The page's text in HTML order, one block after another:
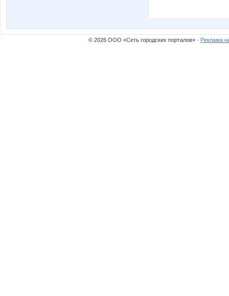
© 2026 ООО «Сеть городских порталов» · Реклама